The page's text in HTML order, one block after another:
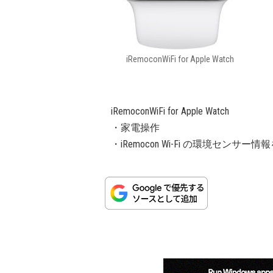
iRemoconWiFi for Apple Watch
iRemoconWiFi for Apple Watch
・家電操作
・iRemocon Wi-Fi の環境センサー情